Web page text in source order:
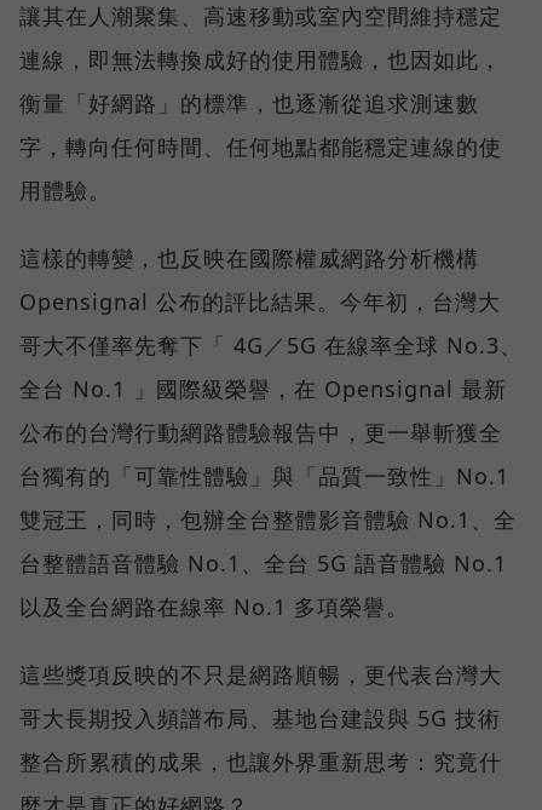
讓其在人潮聚集、高速移動或室內空間維持穩定
連線，即無法轉換成好的使用體驗，也因如此，
衡量「好網路」的標準，也逐漸從追求測速數
字，轉向任何時間、任何地點都能穩定連線的使
用體驗。
這樣的轉變，也反映在國際權威網路分析機構
Opensignal 公布的評比結果。今年初，台灣大
哥大不僅率先奪下「 4G／5G 在線率全球 No.3、
全台 No.1 」國際級榮譽，在 Opensignal 最新
公布的台灣行動網路體驗報告中，更一舉斬獲全
台獨有的「可靠性體驗」與「品質一致性」No.1
雙冠王，同時，包辦全台整體影音體驗 No.1、全
台整體語音體驗 No.1、全台 5G 語音體驗 No.1
以及全台網路在線率 No.1 多項榮譽。
這些獎項反映的不只是網路順暢，更代表台灣大
哥大長期投入頻譜布局、基地台建設與 5G 技術
整合所累積的成果，也讓外界重新思考：究竟什